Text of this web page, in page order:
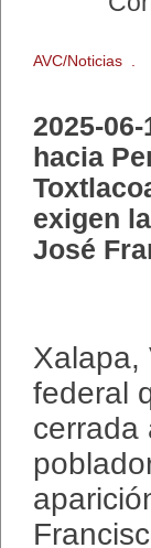
AVC/Noticias .
2025-
hacia
exigen
José
Xalapa,
federal
cerrada